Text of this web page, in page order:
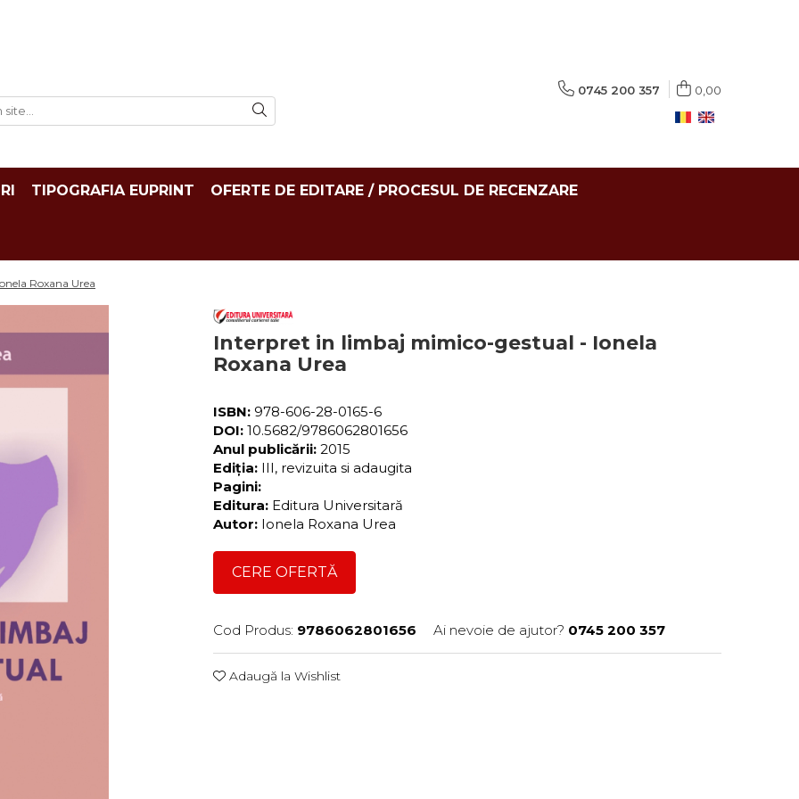
0745 200 357 0,00
TIPOGRAFIA EUPRINT OFERTE DE EDITARE / PROCESUL DE RECENZARE
Roxana Urea
Interpret in limbaj mimico-gestual - Ionela
Roxana Urea
ISBN: 978-606-28-0165-6
DOI: 10.5682/9786062801656
Anul publicării: 2015
Ediția: III, revizuita si adaugita
Pagini:
Editura: Editura Universitară
Autor: Ionela Roxana Urea
CERE OFERTĂ
Cod Produs: 9786062801656 Ai nevoie de ajutor? 0745 200 357
Adaugă la Wishlist